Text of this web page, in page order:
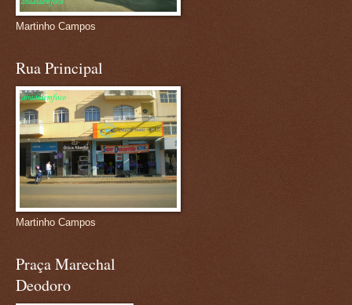
Martinho Campos
Rua Principal
Martinho Campos
Praça Marechal
Deodoro